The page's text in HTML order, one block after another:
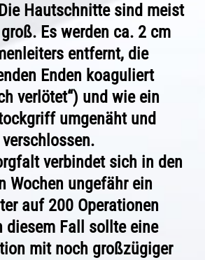
Hautschnitte sind meist
Es werden ca. 2 cm
entfernt, die
Enden koaguliert
verlötet“) und wie ein
umgenäht und
verschlossen.
verbindet sich in den
Wochen ungefähr ein
auf 200 Operationen
diesem Fall sollte eine
mit noch großzügiger